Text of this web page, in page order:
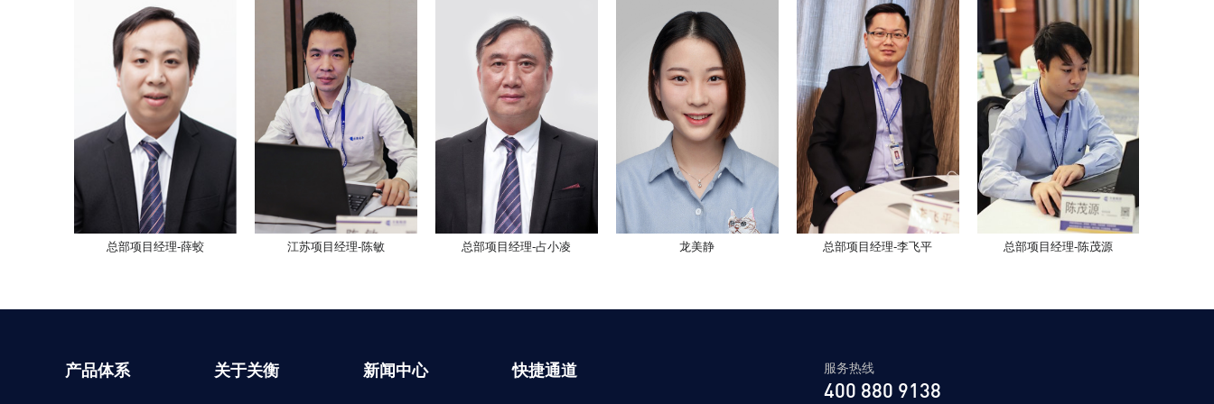
总部项目经理-薛蛟 江苏项目经理-陈敏 总部项目经理-占小凌 龙美静 总部项目经理-李飞平 总部项目经理-陈茂源
产品体系 关于关衡 新闻中心 快捷通道 服务热线
400 880 9138